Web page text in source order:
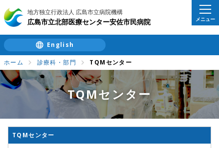
地方独立行政法人 広島市立病院機構
広島市立北部医療センター安佐市民病院 メニュー
English
ホーム 診療科・部門 TQMセンター
TQMセンター
TQMセンター